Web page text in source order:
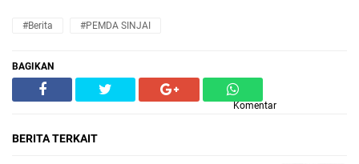
#Berita #PEMDA SINJAI
BAGIKAN
Komentar
BERITA TERKAIT